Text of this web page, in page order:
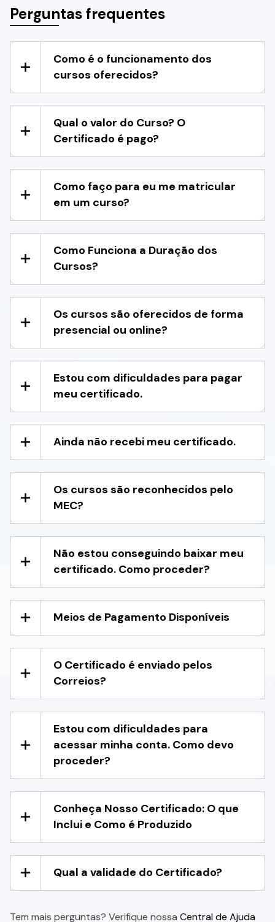
Perguntas frequentes
Como é o funcionamento dos
cursos oferecidos?
Qual o valor do Curso? O
Certificado é pago?
Como faço para eu me matricular
em um curso?
Como Funciona a Duração dos
Cursos?
Os cursos são oferecidos de forma
presencial ou online?
Estou com dificuldades para pagar
meu certificado.
Ainda não recebi meu certificado.
Os cursos são reconhecidos pelo
MEC?
Não estou conseguindo baixar meu
certificado. Como proceder?
Meios de Pagamento Disponíveis
O Certificado é enviado pelos
Correios?
Estou com dificuldades para
acessar minha conta. Como devo
proceder?
Conheça Nosso Certificado: O que
Inclui e Como é Produzido
Qual a validade do Certificado?
Tem mais perguntas? Verifique nossa Central de Ajuda